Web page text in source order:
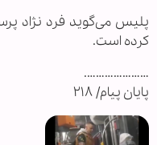
پلیس می‌گوید فرد نژاد
کرده است.
………………….
پایان پیام/ ۲۱۸